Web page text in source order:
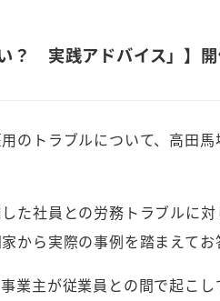
？ 実践アドバイス」】
のトラブルについて、高田
た社員との労務トラブルに
から実際の事例を踏まえてお
業主が従業員との間で起こ